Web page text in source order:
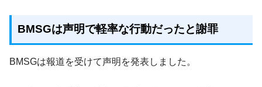
BMSGは声明で軽率な行動だったと謝罪
BMSGは報道を受けて声明を発表しました。